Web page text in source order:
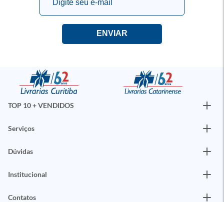
TOP 10 + VENDIDOS
Serviços
Dúvidas
Institucional
Contatos